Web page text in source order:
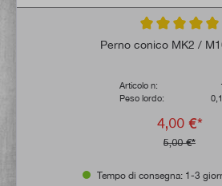
Valutazione
Perno conico MK2 /
Articolo n:
Peso lordo:
4,00 €*
5,00 €*
Tempo di consegna: 1-3